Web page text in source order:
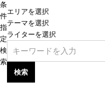
条
件
指
定
検
索
エリアを選択
テーマを選択
ライターを選択
検索